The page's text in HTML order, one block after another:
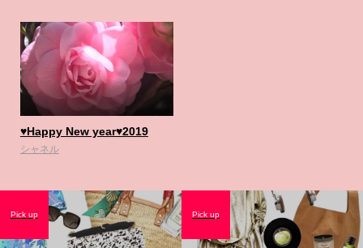
♥️Happy New year♥️2019
シャネル
Pick up Pick up